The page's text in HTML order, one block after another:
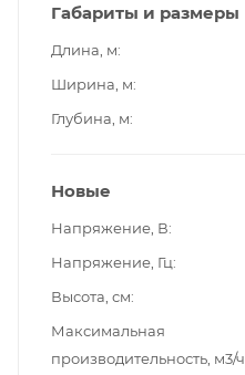
Габариты и размеры
Длина, м
Ширина, м
Глубина, м
Новые
Напряжение, В
Напряжение, Гц
Высота, см
Максимальная
производительность, м3/ч